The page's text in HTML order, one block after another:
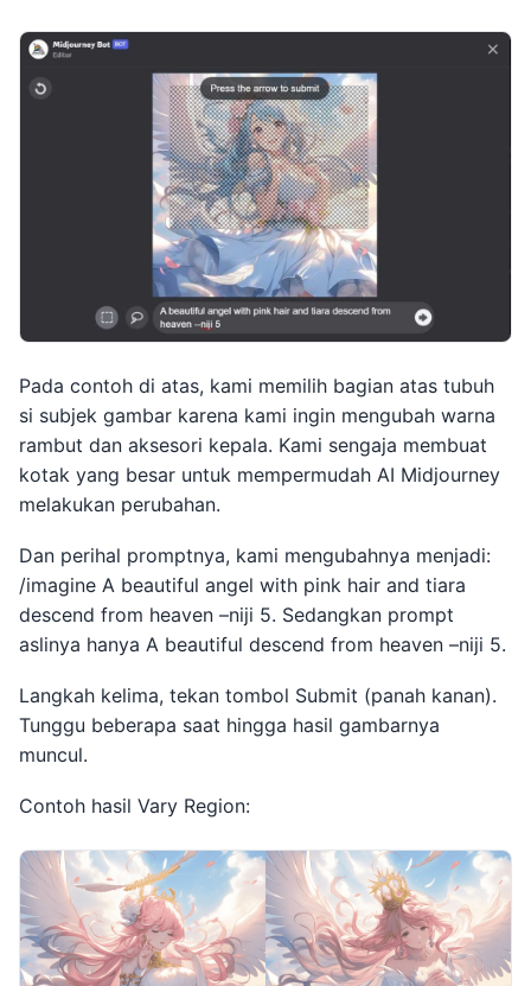
Pada contoh di atas, kami memilih bagian atas tubuh
si subjek gambar karena kami ingin mengubah warna
rambut dan aksesori kepala. Kami sengaja membuat
kotak yang besar untuk mempermudah AI Midjourney
melakukan perubahan.
Dan perihal promptnya, kami mengubahnya menjadi:
/imagine A beautiful angel with pink hair and tiara
descend from heaven –niji 5. Sedangkan prompt
aslinya hanya A beautiful descend from heaven –niji 5.
Langkah kelima, tekan tombol Submit (panah kanan).
Tunggu beberapa saat hingga hasil gambarnya
muncul.
Contoh hasil Vary Region: